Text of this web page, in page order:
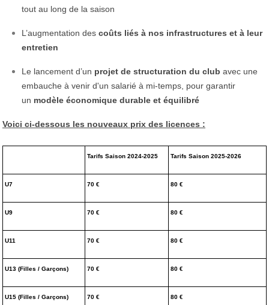
tout au long de la saison
L’augmentation des coûts liés à nos infrastructures et à leur
entretien
Le lancement d’un projet de structuration du club avec une
embauche à venir d'un salarié à mi-temps, pour garantir
un modèle économique durable et équilibré
Voici ci-dessous les nouveaux prix des licences :
Tarifs Saison 2024-2025 Tarifs Saison 2025-2026
U7 70 € 80 €
U9 70 € 80 €
U11 70 € 80 €
U13 (Filles / Garçons) 70 € 80 €
U15 (Filles / Garçons) 70 € 80 €